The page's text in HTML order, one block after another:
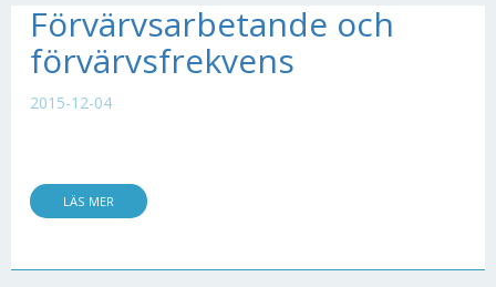
Förvärvsarbetande och
förvärvsfrekvens
2015-12-04
LÄS MER